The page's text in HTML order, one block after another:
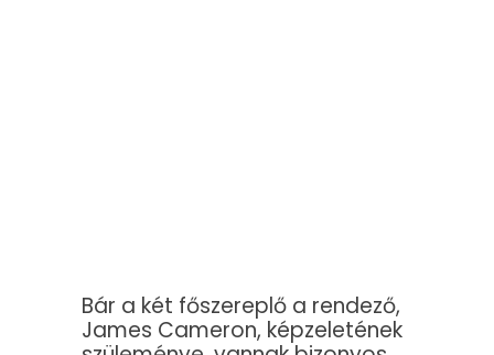
Bár a két főszereplő a rendező,
James Cameron, képzeletének